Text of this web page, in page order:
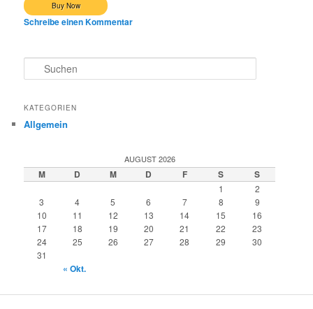
Schreibe einen Kommentar
u
h
n
KATEGORIEN
Allgemein
AUGUST 2026
M D M D F S S
1
2
3
4 5 6 7 8
9
10
11 12 13 14 15
16
17
18 19 20 21 22
23
24
25 26 27 28 29
30
31
« Okt.